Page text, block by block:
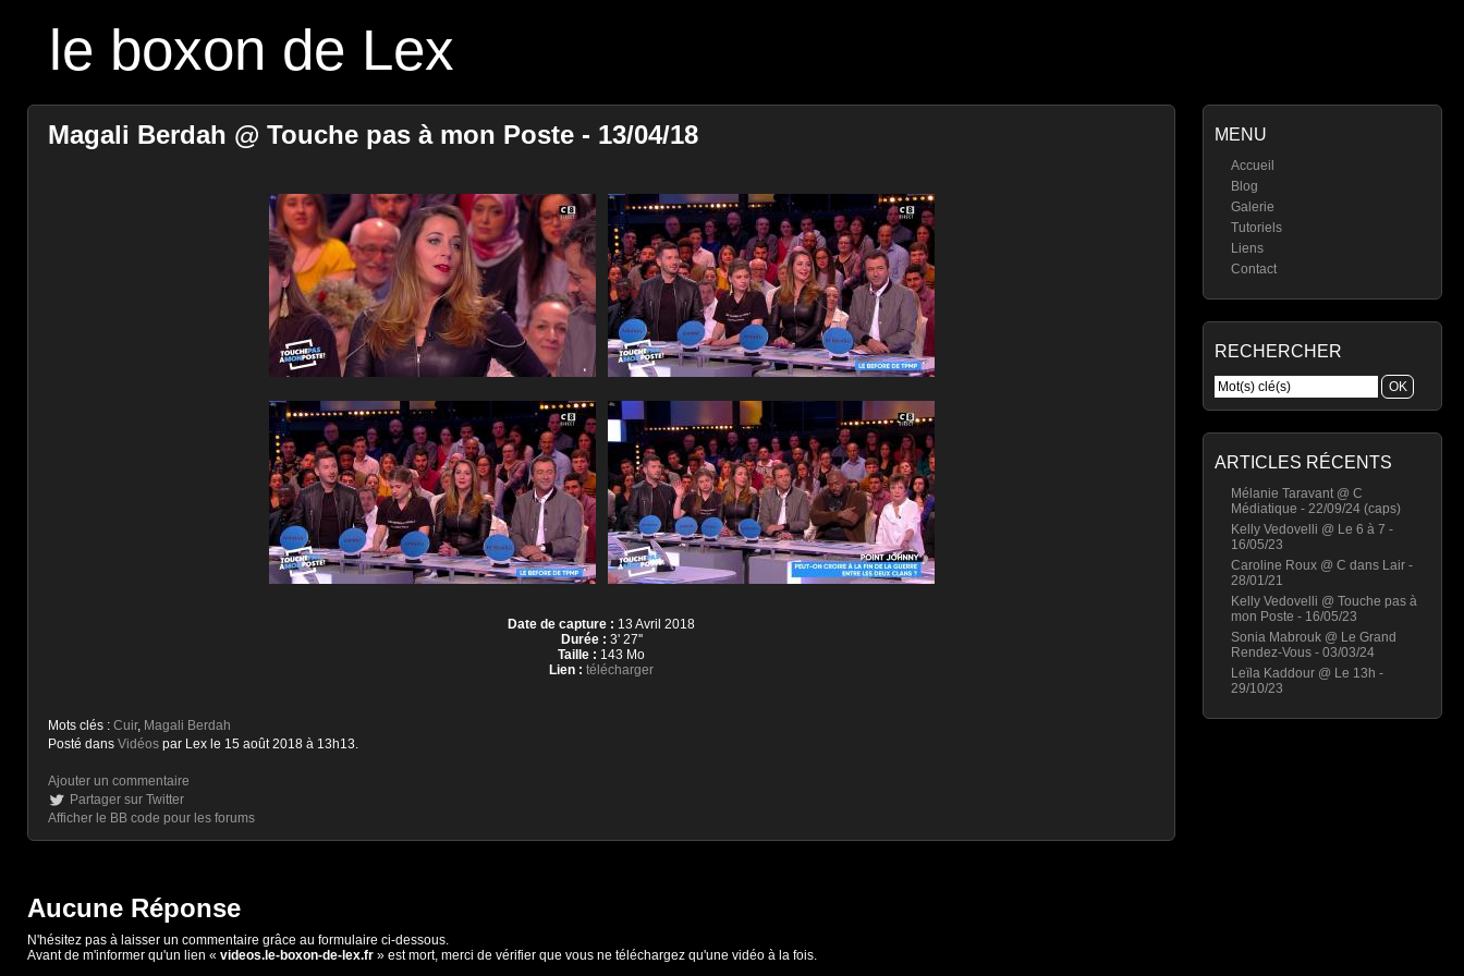
le boxon de Lex
MENU
Accueil
Blog
Galerie
Tutoriels
Liens
Contact
RECHERCHER
ARTICLES RÉCENTS
Mélanie Taravant @ C
Médiatique - 22/09/24 (caps)
Kelly Vedovelli @ Le 6 à 7 -
16/05/23
Caroline Roux @ C dans Lair -
28/01/21
Kelly Vedovelli @ Touche pas à
mon Poste - 16/05/23
Sonia Mabrouk @ Le Grand
Rendez-Vous - 03/03/24
Leïla Kaddour @ Le 13h -
29/10/23
Magali Berdah @ Touche pas à mon Poste - 13/04/18
Date de capture : 13 Avril 2018
Durée : 3' 27''
Taille : 143 Mo
Lien : télécharger
Mots clés : Cuir, Magali Berdah
Posté dans Vidéos par Lex le 15 août 2018 à 13h13.
Ajouter un commentaire
Partager sur Twitter
Afficher le BB code pour les forums
Aucune Réponse
N'hésitez pas à laisser un commentaire grâce au formulaire ci-dessous.
Avant de m'informer qu'un lien « videos.le-boxon-de-lex.fr » est mort, merci de vérifier que vous ne téléchargez qu'une vidéo à la fois.